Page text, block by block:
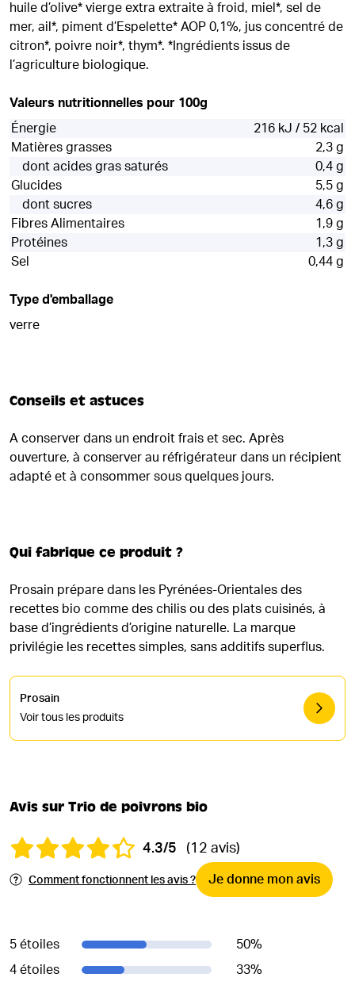
huile d’olive* vierge extra extraite à froid, miel*, sel de
mer, ail*, piment d’Espelette* AOP 0,1%, jus concentré de
citron*, poivre noir*, thym*. *Ingrédients issus de
l’agriculture biologique.
Valeurs nutritionnelles pour 100g
Énergie
216 kJ / 52 kcal
Matières grasses
2,3 g
dont acides gras saturés
0,4 g
Glucides
5,5 g
dont sucres
4,6 g
Fibres Alimentaires
1,9 g
Protéines
1,3 g
Sel
0,44 g
Type d'emballage
verre
Conseils et astuces
A conserver dans un endroit frais et sec. Après
ouverture, à conserver au réfrigérateur dans un récipient
adapté et à consommer sous quelques jours.
Qui fabrique ce produit ?
Prosain prépare dans les Pyrénées-Orientales des
recettes bio comme des chilis ou des plats cuisinés, à
base d’ingrédients d’origine naturelle. La marque
privilégie les recettes simples, sans additifs superflus.
Prosain
Voir tous les produits
Avis sur Trio de poivrons bio
4.3/5 (12 avis)
Comment fonctionnent les avis ? Je donne mon avis
5 étoiles 50%
4 étoiles
33%